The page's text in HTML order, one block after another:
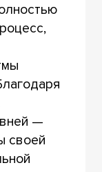
—
своей